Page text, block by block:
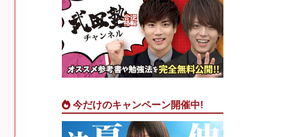
今だけのキャンペーン開催中!